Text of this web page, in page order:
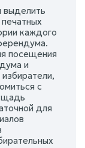
выделить
каждого
посещения
и
с
для